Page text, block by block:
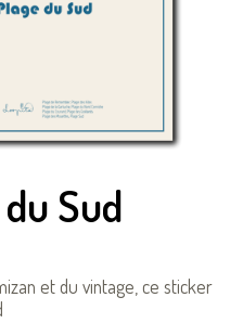
Sud
et du vintage, ce sticker